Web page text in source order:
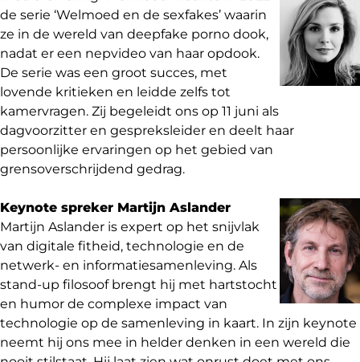
de serie ‘Welmoed en de sexfakes’ waarin
ze in de wereld van deepfake porno dook,
nadat er een nepvideo van haar opdook.
De serie was een groot succes, met
lovende kritieken en leidde zelfs tot
kamervragen. Zij begeleidt ons op 11 juni als
dagvoorzitter en gespreksleider en deelt haar
persoonlijke ervaringen op het gebied van
grensoverschrijdend gedrag.
Keynote spreker Martijn Aslander
Martijn Aslander is expert op het snijvlak
van digitale fitheid, technologie en de
netwerk- en informatiesamenleving. Als
stand-up filosoof brengt hij met hartstocht
en humor de complexe impact van
technologie op de samenleving in kaart. In zijn keynote
neemt hij ons mee in helder denken in een wereld die